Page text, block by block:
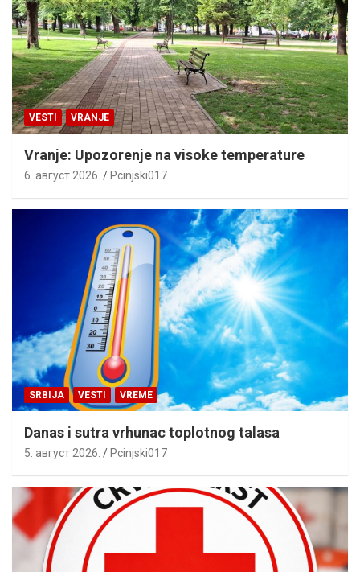
VESTI VRANJE
Vranje: Upozorenje na visoke temperature
6. август 2026. Pcinjski017
SRBIJA VESTI VREME
Danas i sutra vrhunac toplotnog talasa
5. август 2026. Pcinjski017